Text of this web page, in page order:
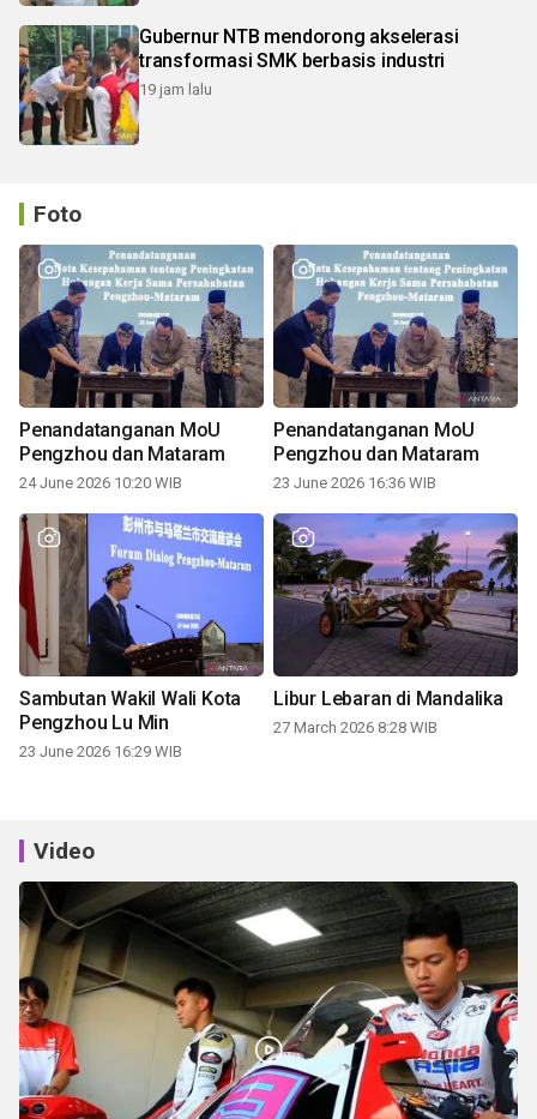
Gubernur NTB mendorong akselerasi
transformasi SMK berbasis industri
19 jam lalu
Foto
Penandatanganan MoU
Pengzhou dan Mataram
24 June 2026 10:20 WIB
Penandatanganan MoU
Pengzhou dan Mataram
23 June 2026 16:36 WIB
Sambutan Wakil Wali Kota
Pengzhou Lu Min
23 June 2026 16:29 WIB
Libur Lebaran di Mandalika
27 March 2026 8:28 WIB
Video